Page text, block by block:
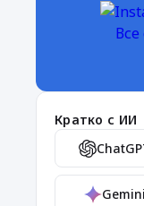
Все
Кратко с ИИ
Gemini